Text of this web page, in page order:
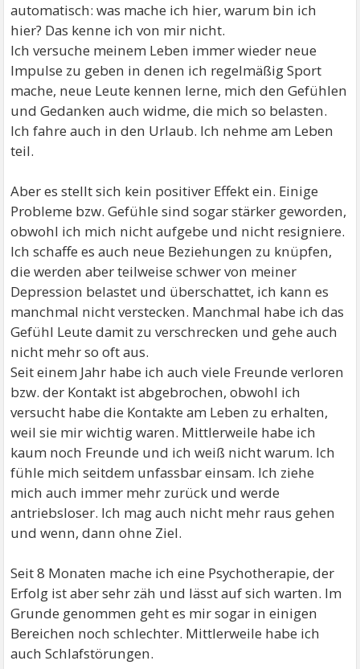
automatisch: was mache ich hier, warum bin ich
hier? Das kenne ich von mir nicht.
Ich versuche meinem Leben immer wieder neue
Impulse zu geben in denen ich regelmäßig Sport
mache, neue Leute kennen lerne, mich den Gefühlen
und Gedanken auch widme, die mich so belasten.
Ich fahre auch in den Urlaub. Ich nehme am Leben
teil.
Aber es stellt sich kein positiver Effekt ein. Einige
Probleme bzw. Gefühle sind sogar stärker geworden,
obwohl ich mich nicht aufgebe und nicht resigniere.
Ich schaffe es auch neue Beziehungen zu knüpfen,
die werden aber teilweise schwer von meiner
Depression belastet und überschattet, ich kann es
manchmal nicht verstecken. Manchmal habe ich das
Gefühl Leute damit zu verschrecken und gehe auch
nicht mehr so oft aus.
Seit einem Jahr habe ich auch viele Freunde verloren
bzw. der Kontakt ist abgebrochen, obwohl ich
versucht habe die Kontakte am Leben zu erhalten,
weil sie mir wichtig waren. Mittlerweile habe ich
kaum noch Freunde und ich weiß nicht warum. Ich
fühle mich seitdem unfassbar einsam. Ich ziehe
mich auch immer mehr zurück und werde
antriebsloser. Ich mag auch nicht mehr raus gehen
und wenn, dann ohne Ziel.
Seit 8 Monaten mache ich eine Psychotherapie, der
Erfolg ist aber sehr zäh und lässt auf sich warten. Im
Grunde genommen geht es mir sogar in einigen
Bereichen noch schlechter. Mittlerweile habe ich
auch Schlafstörungen.